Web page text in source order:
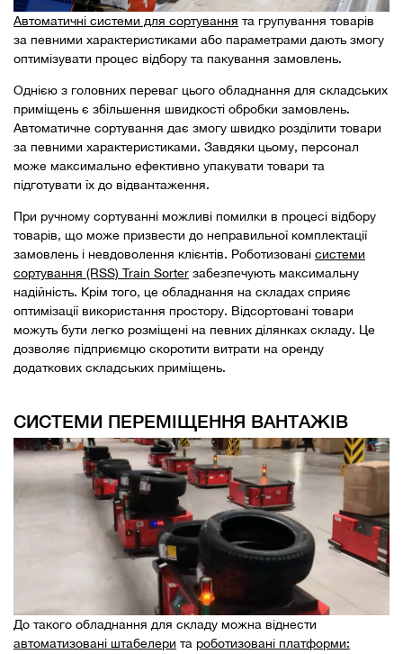
Автоматичні системи для сортування та групування товарів
за певними характеристиками або параметрами дають змогу
оптимізувати процес відбору та пакування замовлень.
Однією з головних переваг цього обладнання для складських
приміщень є збільшення швидкості обробки замовлень.
Автоматичне сортування дає змогу швидко розділити товари
за певними характеристиками. Завдяки цьому, персонал
може максимально ефективно упакувати товари та
підготувати їх до відвантаження.
При ручному сортуванні можливі помилки в процесі відбору
товарів, що може призвести до неправильної комплектації
замовлень і невдоволення клієнтів. Роботизовані системи
сортування (RSS) Train Sorter забезпечують максимальну
надійність. Крім того, це обладнання на складах сприяє
оптимізації використання простору. Відсортовані товари
можуть бути легко розміщені на певних ділянках складу. Це
дозволяє підприємцю скоротити витрати на оренду
додаткових складських приміщень.
СИСТЕМИ ПЕРЕМІЩЕННЯ ВАНТАЖІВ
До такого обладнання для складу можна віднести
автоматизовані штабелери та роботизовані платформи: